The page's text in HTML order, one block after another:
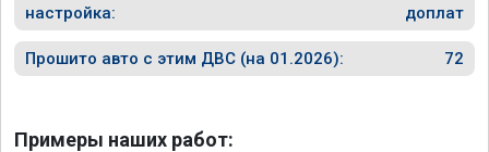
настройка:
доплат
Прошито авто с этим ДВС (на 01.2026): 72
Примеры наших работ: